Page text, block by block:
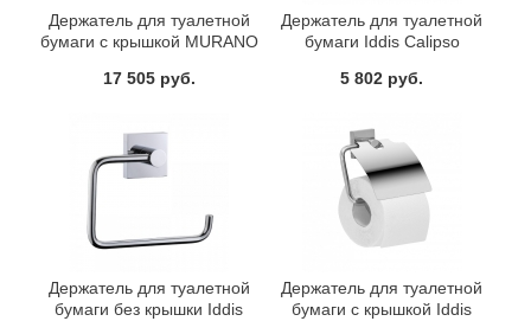
Держатель для туалетной
бумаги с крышкой MURANO
10901-CRST-CH
17 505 руб.
Держатель для туалетной
бумаги Iddis Calipso
5 802 руб.
Держатель для туалетной
бумаги без крышки Iddis
Держатель для туалетной
бумаги с крышкой Iddis